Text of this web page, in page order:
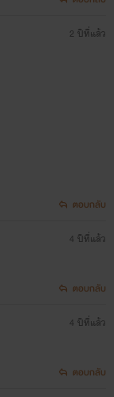
2 ปีที่แล้ว
ตอบกลับ
4 ปีที่แล้ว
ตอบกลับ
4 ปีที่แล้ว
ตอบกลับ